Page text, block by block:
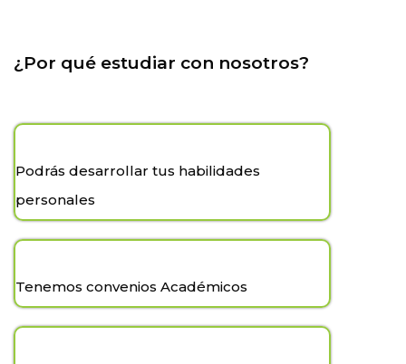
¿Por qué estudiar con nosotros?
Podrás desarrollar tus habilidades
personales
Tenemos convenios Académicos